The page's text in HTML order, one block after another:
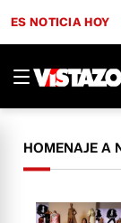
ES NOTICIA HOY
HOMENAJE A